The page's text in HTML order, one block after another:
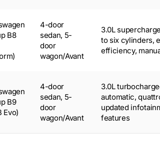
B8
4-door
sedan, 5-
door
wagon/Avant
3.0L
to six cylinders,
efficiency,
B9
Evo)
4-door
sedan, 5-
door
wagon/Avant
3.0L
automatic,
updated
features